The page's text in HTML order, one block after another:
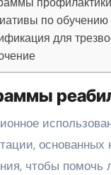
по
для
чтобы помочь